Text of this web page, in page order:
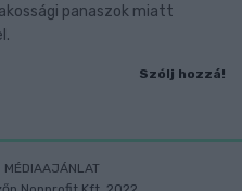
panaszok miatt
Szólj hozzá!
MÉDIAAJÁNLAT